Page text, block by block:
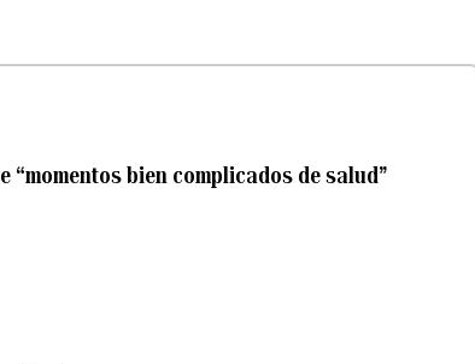
“momentos bien complicados de salud”